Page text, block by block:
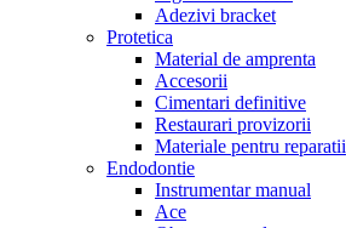
Adezivi bracket
Protetica
Material de amprenta
Accesorii
Cimentari definitive
Restaurari provizorii
Materiale pentru reparatii
Endodontie
Instrumentar manual
Ace